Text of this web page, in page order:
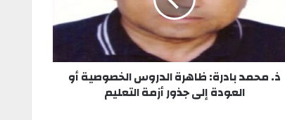
ذ. محمد بادرة: ظاهرة الدروس الخصوصية أو
العودة إلى جذور أزمة التعليم